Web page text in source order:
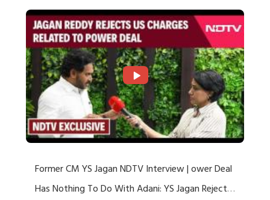
Former CM YS Jagan NDTV Interview | ower Deal
Has Nothing To Do With Adani: YS Jagan Rejects